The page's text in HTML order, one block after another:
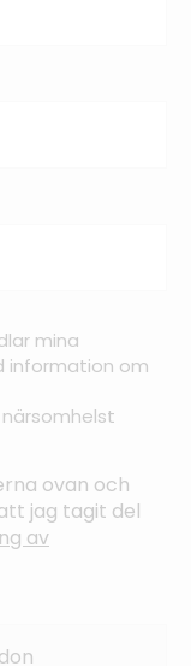
mina
information om
ovan och
jag tagit del
av